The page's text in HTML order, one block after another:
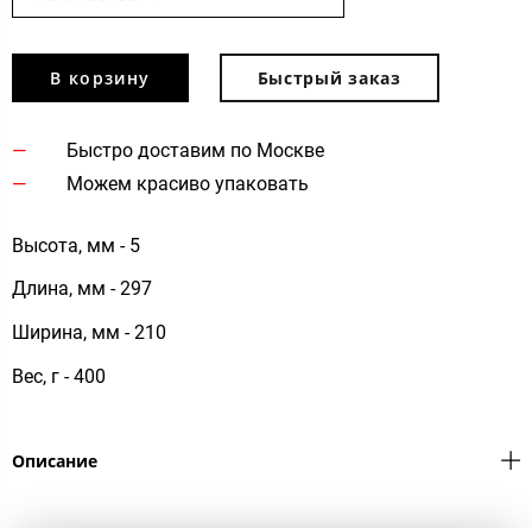
В корзину Быстрый заказ
Быстро доставим по Москве
Можем красиво упаковать
Высота, мм - 5
Длина, мм - 297
Ширина, мм - 210
Вес, г - 400
Описание